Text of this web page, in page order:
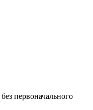
без первоначального